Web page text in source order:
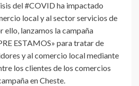
del #COVID ha impactado
local y al sector servicios de
ello, lanzamos la campaña
ESTAMOS» para tratar de
y al comercio local mediante
los clientes de los comercios
en Cheste.